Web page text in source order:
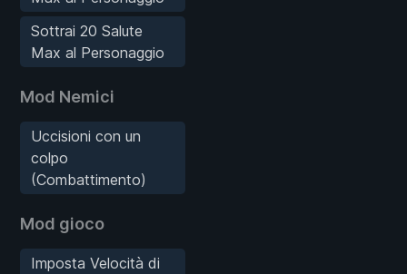
Sottrai 20 Salute
Max al Personaggio
Mod Nemici
Uccisioni con un
colpo
(Combattimento)
Mod gioco
Imposta Velocità di